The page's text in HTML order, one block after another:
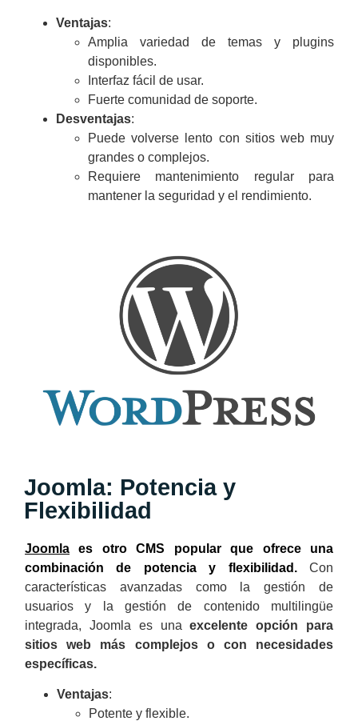
Ventajas:
Amplia variedad de temas y plugins
disponibles.
Interfaz fácil de usar.
Fuerte comunidad de soporte.
Desventajas:
Puede volverse lento con sitios web muy
grandes o complejos.
Requiere mantenimiento regular para
mantener la seguridad y el rendimiento.
Joomla: Potencia y
Flexibilidad
Joomla es otro CMS popular que ofrece una
combinación de potencia y flexibilidad.Con
características avanzadas como la gestión de
usuarios y la gestión de contenido multilingüe
integrada, Joomla es unaexcelente opción para
sitios web más complejos o con necesidades
específicas.
Ventajas:
Potente y flexible.